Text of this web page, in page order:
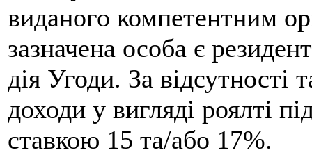
виданого компетентним
зазначена особа є
дія Угоди. За відсутності
доходи у вигляді роялті
ставкою 15 та/або 17%.